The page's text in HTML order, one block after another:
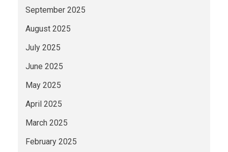
September 2025
August 2025
July 2025
June 2025
May 2025
April 2025
March 2025
February 2025